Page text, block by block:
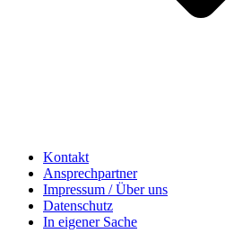
Kontakt
Ansprechpartner
Impressum / Über uns
Datenschutz
In eigener Sache